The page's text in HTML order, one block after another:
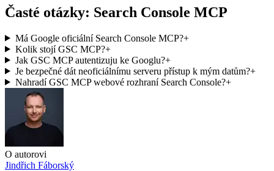
Časté otázky: Search Console MCP
Má Google oficiální Search Console MCP?+
Kolik stojí GSC MCP?+
Jak GSC MCP autentizuju ke Googlu?+
Je bezpečné dát neoficiálnímu serveru přístup k mým datům?+
Nahradí GSC MCP webové rozhraní Search Console?+
O autorovi
Jindřich Fáborský